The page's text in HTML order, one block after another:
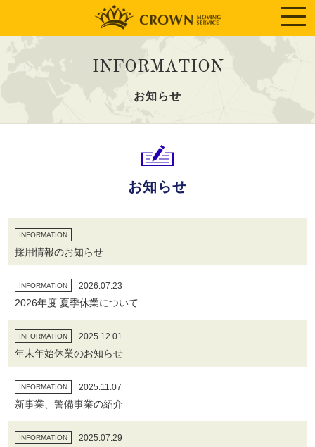
INFORMATION
お知らせ
お知らせ
INFORMATION
採用情報のお知らせ
INFORMATION 2026.07.23
2026年度 夏季休業について
INFORMATION 2025.12.01
年末年始休業のお知らせ
INFORMATION 2025.11.07
新事業、警備事業の紹介
INFORMATION 2025.07.29